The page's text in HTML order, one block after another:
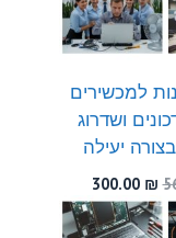
למכשירים
ושדרוג
יעילה
המחיר
המקורי
היה:
300.00 ₪
הנוכחי
הוא: